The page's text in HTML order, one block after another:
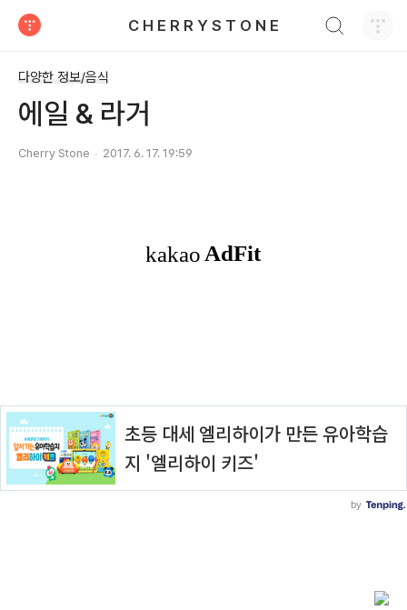
C H E R R Y S T O N E
다양한 정보/음식
에일 & 라거
Cherry Stone 2017. 6. 17. 19:59